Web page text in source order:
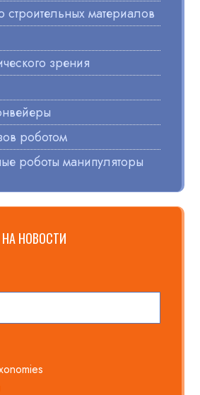
строительных материалов
зрения
роботом
роботы манипуляторы
НОВОСТИ